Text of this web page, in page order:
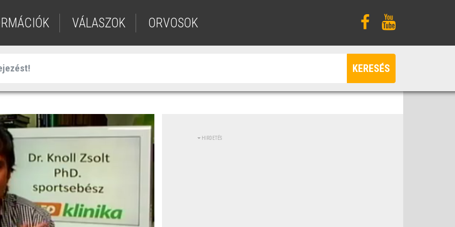
VÁLASZOK ORVOSOK
KERESÉS
HIRDETÉS